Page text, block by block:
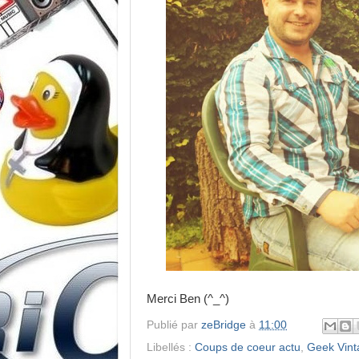
Merci Ben (^_^)
Publié par zeBridge à 11:00
Libellés : Coups de coeur actu Geek